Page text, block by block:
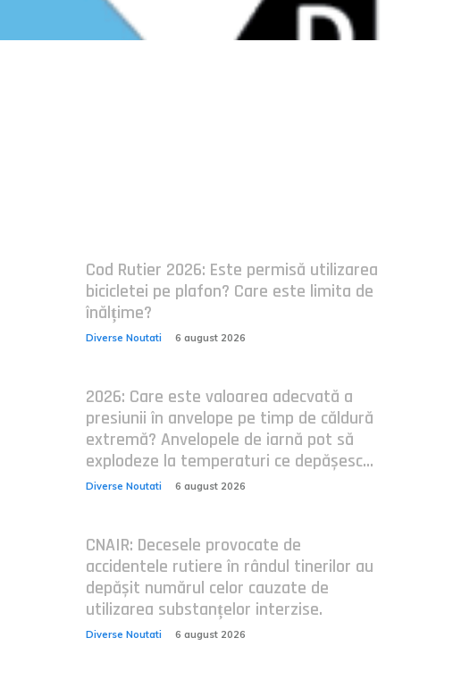
Cod Rutier 2026: Este permisă utilizarea
bicicletei pe plafon? Care este limita de
înălțime?
Diverse Noutati 6 august 2026
2026: Care este valoarea adecvată a
presiunii în anvelope pe timp de căldură
extremă? Anvelopele de iarnă pot să
explodeze la temperaturi ce depășesc...
Diverse Noutati 6 august 2026
CNAIR: Decesele provocate de
accidentele rutiere în rândul tinerilor au
depășit numărul celor cauzate de
utilizarea substanțelor interzise.
Diverse Noutati 6 august 2026